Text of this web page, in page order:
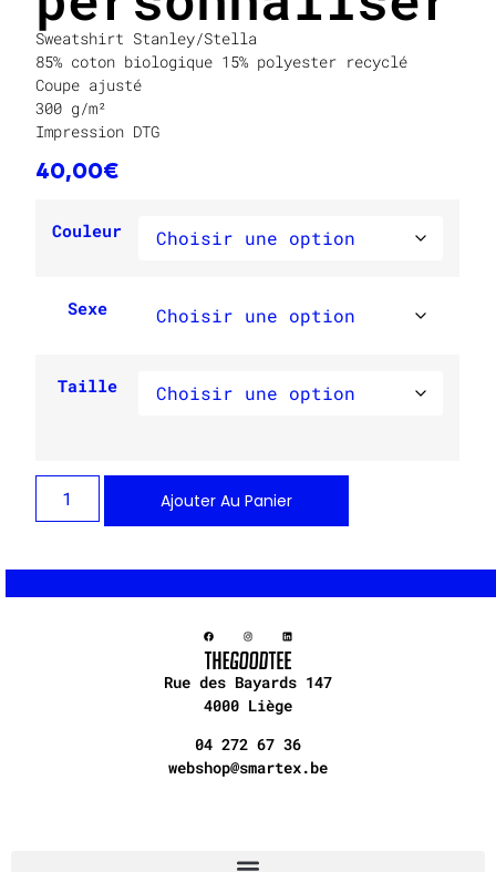
Sweatshirt Stanley/Stella
85% coton biologique 15% polyester recyclé
Coupe ajusté
300 g/m²
Impression DTG
40,00€
Couleur
Sexe
Taille
Ajouter Au Panier
Rue des Bayards 147
4000 Liège
04 272 67 36
webshop@smartex.be